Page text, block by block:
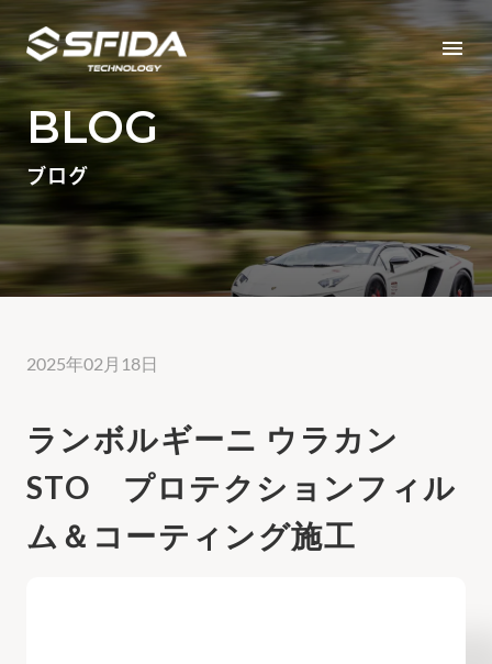
menu
BLOG
ブログ
2025年02月18日
ランボルギーニ ウラカン
STO プロテクションフィル
ム＆コーティング施工